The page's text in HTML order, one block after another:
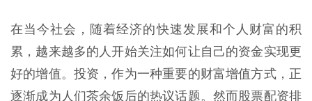
在当今社会，随着经济的快速发展和个人财富的积
累，越来越多的人开始关注如何让自己的资金实现更
好的增值。投资，作为一种重要的财富增值方式，正
逐渐成为人们茶余饭后的热议话题。然而股票配资排